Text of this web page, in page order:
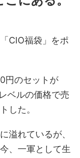
CIO福袋」をポ
円のセットが
ベルの価格で売
した。
溢れているが、
、一軍として生